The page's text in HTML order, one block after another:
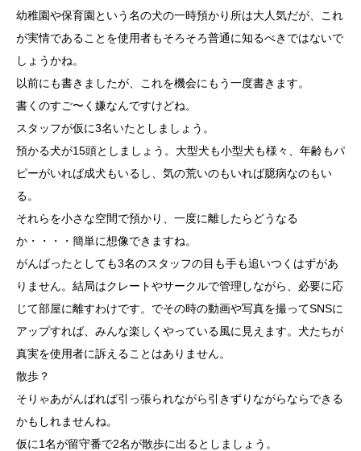
幼稚園や保育園という名の犬の一時預かり所は大人気だが、これ
が実情であることを使用者もそろそろ普通に知るべきではないで
しょうかね。
以前にも書きましたが、これを機会にもう一度書きます。
書くのすご〜く嫌なんですけどね。
スタッフが仮に3名いたとしましょう。
預かる犬が15頭としましょう。大型犬も小型犬も様々、年齢もパ
ピーがいれば成犬もいるし、気の荒いのもいれば臆病なのもい
る。
それらを小さな空間で預かり、一度に離したらどうなる
か・・・・簡単に想像できますね。
がんばったとしても3名のスタッフの目も手も追いつくはずがあ
りません。結局はクレートやサークルで管理しながら、必要に応
じて部屋に離すわけです。でその時の動画や写真を撮ってSNSに
アップすれば、みんな楽しくやっている風に見えます。犬たちが
真実を使用者に訴えることはありません。
散歩？
そりゃあがんばれば引っ張られながら引きずりながらならできる
かもしれませんね。
仮に1名が留守番で2名が散歩に出るとしましょう。